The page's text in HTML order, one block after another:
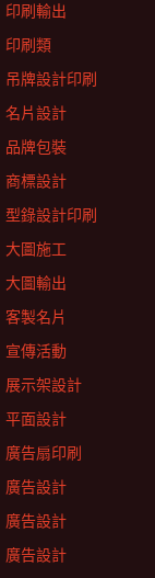
印刷輸出
印刷類
吊牌設計印刷
名片設計
品牌包裝
商標設計
型錄設計印刷
大圖施工
大圖輸出
客製名片
宣傳活動
展示架設計
平面設計
廣告扇印刷
廣告設計
廣告設計
廣告設計